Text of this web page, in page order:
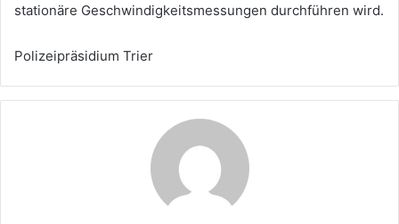
stationäre Geschwindigkeitsmessungen durchführen wird.
Polizeipräsidium Trier